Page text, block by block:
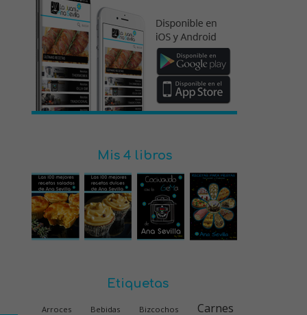
Mis 4 libros
Etiquetas
Arroces Bebidas Bizcochos Carnes